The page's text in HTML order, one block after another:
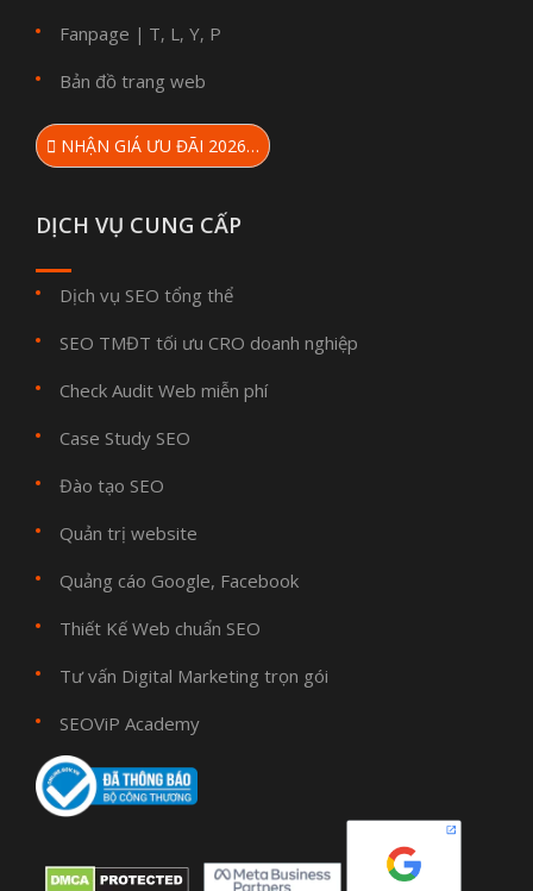
Fanpage | T, L, Y, P
Bản đồ trang web
NHẬN GIÁ ƯU ĐÃI 2026…
DỊCH VỤ CUNG CẤP
Dịch vụ SEO tổng thể
SEO TMĐT tối ưu CRO doanh nghiệp
Check Audit Web miễn phí
Case Study SEO
Đào tạo SEO
Quản trị website
Quảng cáo Google, Facebook
Thiết Kế Web chuẩn SEO
Tư vấn Digital Marketing trọn gói
SEOViP Academy